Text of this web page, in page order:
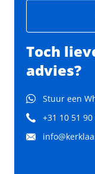
Toch
advies?
Stuur een
+31 10 51 90